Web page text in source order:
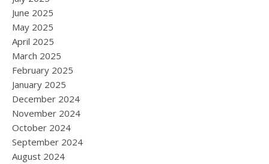
June 2025
May 2025
April 2025
March 2025
February 2025
January 2025
December 2024
November 2024
October 2024
September 2024
August 2024